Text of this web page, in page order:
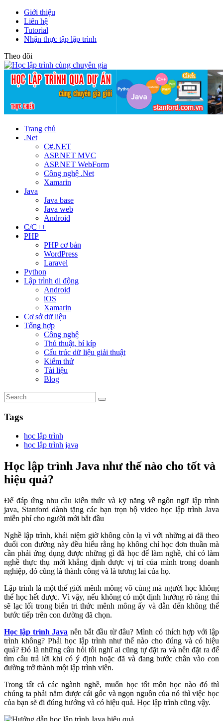
Giới thiệu
Liên hệ
Tutorial
Nhận thực tập lập trình
Theo dõi
Trang chủ
.Net
C#.NET
ASP.NET MVC
ASP.NET WebForm
Công nghệ .Net
Xamarin
Java
Java base
Java web
Android
C/C++
PHP
PHP cơ bản
WordPress
Laravel
Python
Lập trình di động
Android
iOS
Xamarin
Cơ sở dữ liệu
Tổng hợp
Công nghệ
Thủ thuật, bí kíp
Cấu trúc dữ liệu giải thuật
Kiểm thử
Tài liệu
Blog
Tags
học lập trình
học lập trình java
Học lập trình Java như thế nào cho tốt và
hiệu quả?
Để đáp ứng nhu cầu kiến thức và kỹ năng về ngôn ngữ lập trình
java, Stanford dành tặng các bạn trọn bộ video học lập trình Java
miễn phí cho người mới bắt đầu
Nghề lập trình, khái niệm giờ không còn lạ vì với những ai đã theo
đuổi con đường này đều hiểu rằng họ không chỉ học đơn thuần mà
cần phải ứng dụng được những gì đã học để làm nghề, chỉ có làm
nghề thực thụ mới khẳng định được vị trí của mình trong doanh
nghiệp, đó cũng là thành công và là tương lai của họ.
Lập trình là một thế giới mênh mông vô cùng mà người học không
thể học hết được. Vì vậy, nếu không có một định hướng rõ ràng thì
sẽ lạc lối trong biển tri thức mênh mông ấy và dẫn đến không thể
bước tiếp trên con đường đã chọn.
Học lập trình Java nên bắt đầu từ đâu? Mình có thích hợp với lập
trình không? Phải học lập trình như thế nào cho đúng và có hiệu
quả? Đó là những câu hỏi tôi nghĩ ai cũng tự đặt ra và nên đặt ra để
tìm câu trả lời khi có ý định hoặc đã và đang bước chân vào con
đường trở thành một lập trình viên.
Trong tất cả các ngành nghề, muốn học tốt môn học nào đó thì
chúng ta phải nắm được cái gốc và ngọn nguồn của nó thì việc học
của bạn sẽ đi đúng hướng và có hiệu quả. Học lập trình cũng vậy.